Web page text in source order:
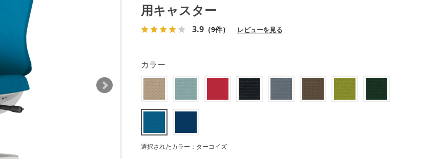
用キャスター
3.9 （9件） レビューを見る
カラー
選択されたカラー：ターコイズ